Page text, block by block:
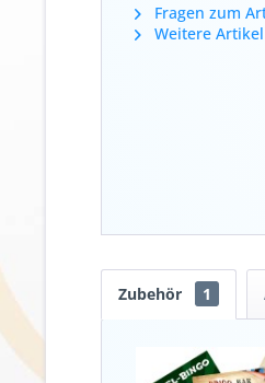
Fragen zum
Weitere
Zubehör 1